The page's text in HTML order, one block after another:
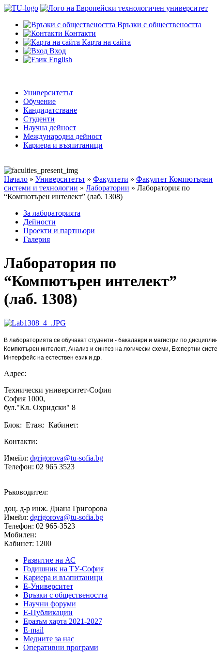
Връзки с обществеността
Контакти
Карта на сайта
Вход
English
Университетът
Обучение
Кандидатстване
Студенти
Научна дейност
Международна дейност
Кариера и възпитаници
Начало » Университетът » Факултети » Факултет Компютърни
системи и технологии » Лаборатории » Лаборатория по
“Компютърен интелект” (лаб. 1308)
За лабораторията
Дейности
Проекти и партньори
Галерия
Лаборатория по
“Компютърен интелект”
(лаб. 1308)
В лабораторията се обучават студенти - бакалаври и магистри по
Компютърен интелект, Анализ и синтез на логически схеми, Eкспертни
Интерфейс на естествен език и др.
Адрес:
Технически университет-София
София 1000,
бул."Кл. Охридски" 8
Блок: Етаж: Кабинет:
Контакти:
Имейл: dgrigorova@tu-sofia.bg
Телефон: 02 965 3523
Ръководител:
доц. д-р инж. Диана Григорова
Имейл: dgrigorova@tu-sofia.bg
Телефон: 02 965-3523
Мобилен:
Кабинет: 1200
Развитие на АС
Годишник на ТУ-София
Кариера и възпитаници
Е-Университет
Връзки с обществеността
Научни форуми
Е-Публикации
Еразъм харта 2021-2027
E-mail
Медиите за нас
Оперативни програми